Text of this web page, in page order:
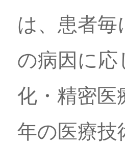
は、患者毎
の病因に応
化・精密医
年の医療技